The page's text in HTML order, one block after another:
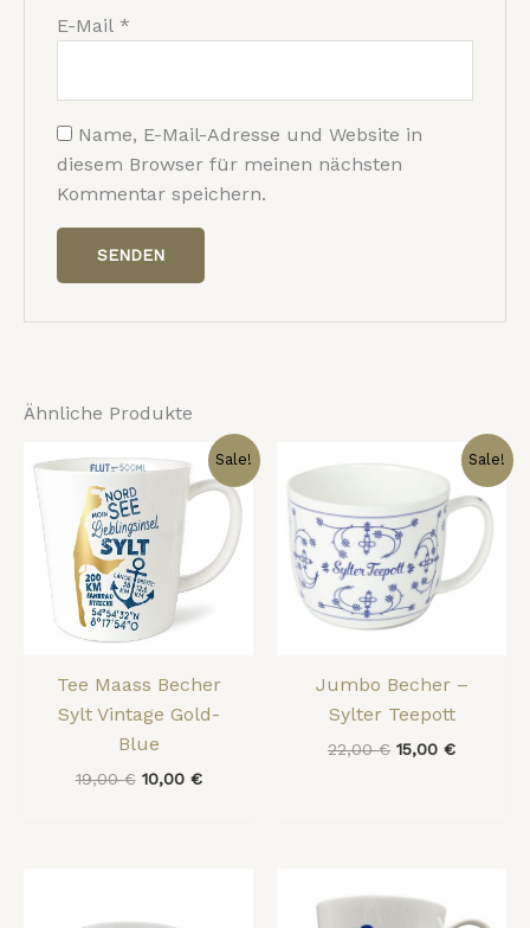
E-Mail *
Name, E-Mail-Adresse und Website in
diesem Browser für meinen nächsten
Kommentar speichern.
Ähnliche Produkte
Sale!
Tee Maass Becher
Sylt Vintage Gold-
Blue
19,00€
Ursprünglicher
Preis
19,00 €
10,00 €
Aktueller
Preis
ist:
Sale!
Jumbo Becher –
Sylter Teepott
22,00€
Ursprünglicher
22,00 €
15,00 €
Aktueller
Preis
ist:
15,00 €.